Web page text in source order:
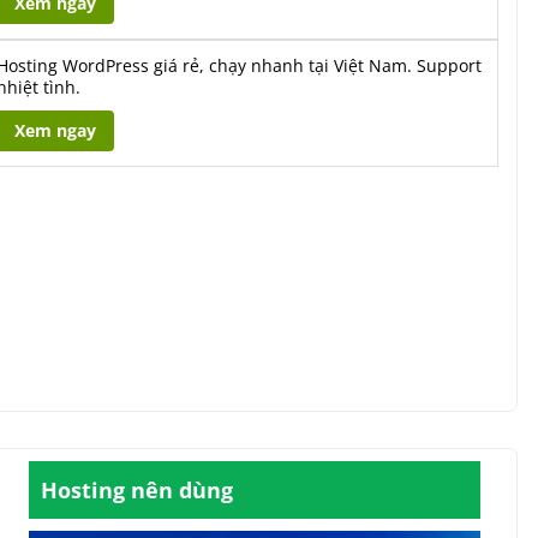
WordPress giá rẻ, chạy nhanh tại Việt Nam. Support
tình.
Xem ngay
Hosting nên dùng